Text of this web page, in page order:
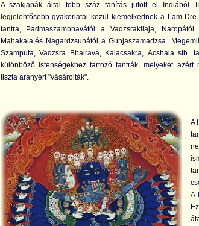
A szakjapák által több száz tanítás jutott el Indiából
legjelentősebb gyakorlatai közül kiemelkednek a Lam-
tantra, Padmaszambhavától a Vadzsrakilaja,
Mahakala,és Nagardzsunától a Guhjaszamadzsa.
Szamputa, Vadzsra Bhairava, Kalacsakra, Acshala stb.
különböző istenségekhez tartozó tantrák, melyeket azért
tiszta aranyért "vásárolták".
A
A